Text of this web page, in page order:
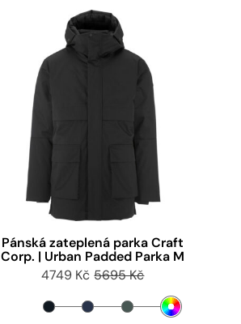
Pánská zateplená parka Craft
Corp. | Urban Padded Parka M
4749 Kč 5695 Kč